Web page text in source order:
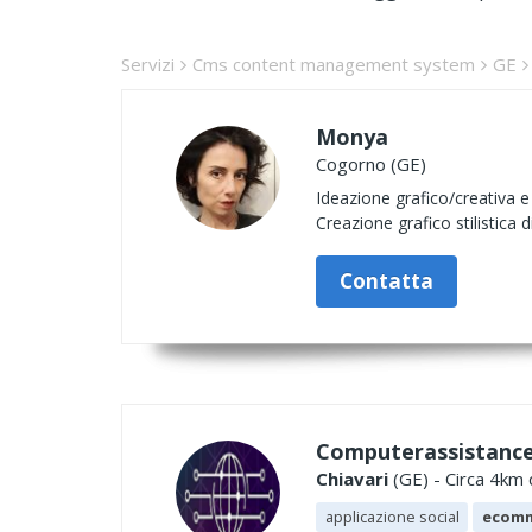
Servizi Cms content management system GE
Monya
Cogorno (GE)
Ideazione grafico/creativa
Creazione grafico stilistica
Contatta
Chiavari (GE) - Circa
applicazione social